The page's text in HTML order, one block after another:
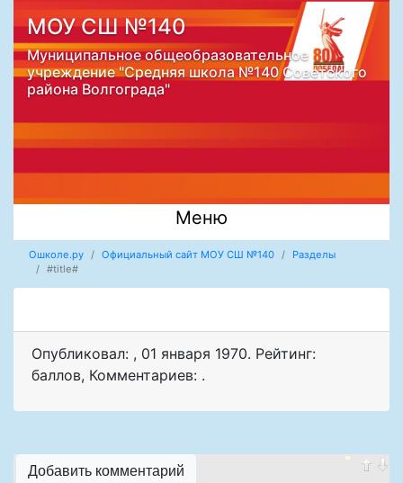
МОУ СШ №140
Муниципальное общеобразовательное
учреждение "Средняя школа №140 Советского
района Волгограда"
Меню
Ошколе.ру Официальный сайт МОУ СШ №140
Разделы
#title#
Опубликовал: , 01 января 1970. Рейтинг:
баллов, Комментариев: .
Добавить комментарий